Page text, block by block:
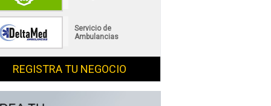
Servicio de
Ambulancias
REGISTRA TU NEGOCIO